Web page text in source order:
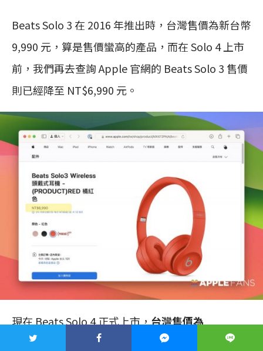
Beats Solo 3 在 2016 年推出時，台灣售價為新台幣
9,990 元，算是售價蠻高的產品，而在 Solo 4 上市
前，我們再去查詢 Apple 官網的 Beats Solo 3 售價
則已經降至 NT$6,990 元。
現在 Beats Solo 4 正式上市，台灣售價為
NT$7,490 元
，做為 Apple 旗下最便宜的耳罩式耳